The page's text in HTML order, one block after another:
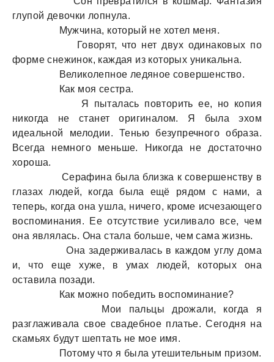
глупой девочки лопнула.
Мужчина, который не хотел меня.
Говорят, что нет двух одинаковых по
форме снежинок, каждая из которых уникальна.
Великолепное ледяное совершенство.
Как моя сестра.
Я пыталась повторить ее, но копия
никогда не станет оригиналом. Я была эхом
идеальной мелодии. Тенью безупречного образа.
Всегда немного меньше. Никогда не достаточно
хороша.
Серафина была близка к совершенству в
глазах людей, когда была ещё рядом с нами, а
теперь, когда она ушла, ничего, кроме исчезающего
воспоминания. Ее отсутствие усиливало все, чем
она являлась. Она стала больше, чем сама жизнь.
Она задерживалась в каждом углу дома
и, что еще хуже, в умах людей, которых она
оставила позади.
Как можно победить воспоминание?
Мои пальцы дрожали, когда я
разглаживала свое свадебное платье. Сегодня на
скамьях будут шептать не мое имя.
Потому что я была утешительным призом.